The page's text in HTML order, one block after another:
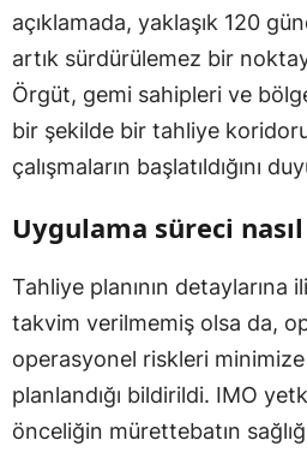
açıklamada, yaklaşık 120
artık sürdürülemez bir
Örgüt, gemi sahipleri ve
bir şekilde bir tahliye
çalışmaların başlatıldığını
Uygulama süreci
Tahliye planının detaylarına
takvim verilmemiş olsa da,
operasyonel riskleri
planlandığı bildirildi. IMO
önceliğin mürettebatın